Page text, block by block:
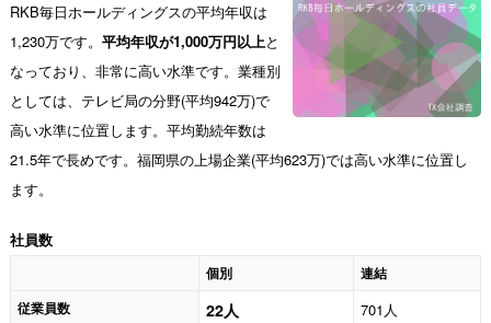
RKB毎日ホールディングスの平均年収は
1,230万です。 平均年収が1,000万円以上と
なっており、非常に高い水準です。業種別
としては、テレビ局の分野(平均942万)で
高い水準に位置します。平均勤続年数は
21.5年で長めです。福岡県の上場企業(平均623万)では高い水準に位置し
ます。
社員数
個別
連結
従業員数
22人 701人